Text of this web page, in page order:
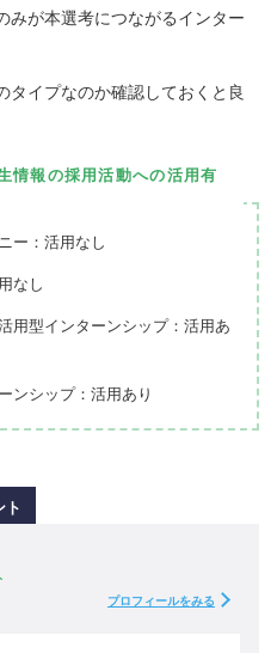
が本選考につながるインター
タイプなのか確認しておくと良
情報の採用活動への活用有
ー：活用なし
なし
用型インターンシップ：活用あ
ンシップ：活用あり
ト
プロフィールをみる